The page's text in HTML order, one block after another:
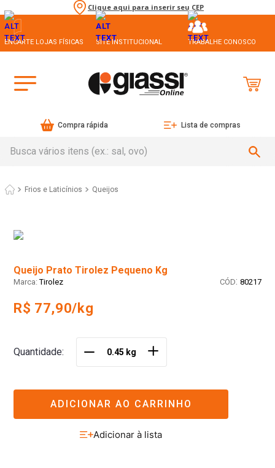
Clique aqui para inserir seu CEP
ENCARTE LOJAS FÍSICAS SITE INSTITUCIONAL TRABALHE CONOSCO
Compra rápida Lista de compras
Frios e Laticínios Queijos
Queijo Prato Tirolez Pequeno Kg
Tirolez : 80217
R$ 77,90/kg
Quantidade ＋
ADICIONAR AO CARRINHO